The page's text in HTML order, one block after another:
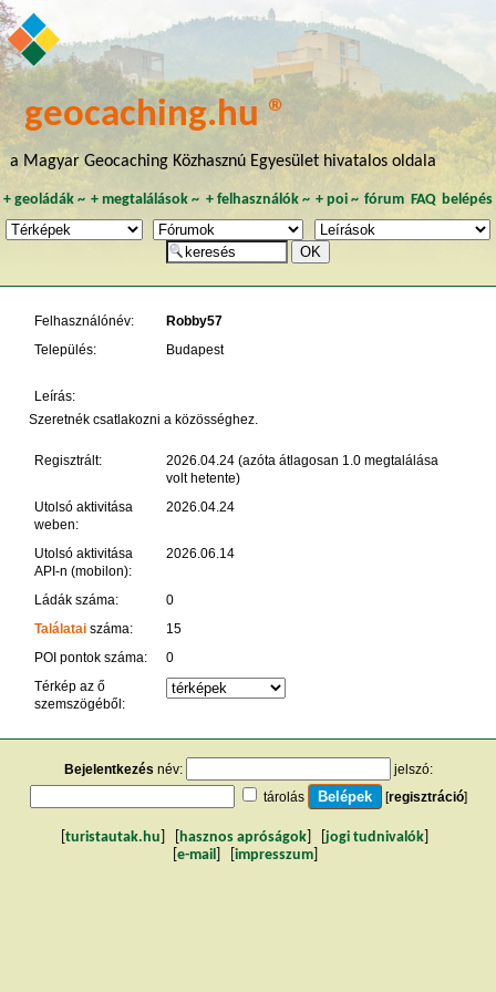
geocaching.hu ®
a Magyar Geocaching Közhasznú Egyesület hivatalos oldala
+ geoládák~ +megtalálások ~ + felhasználók~ + poi~ fórum FAQ belépés
Felhasználónév:
Robby57
Település:
Budapest
Leírás:
Szeretnék csatlakozni a közösséghez.
Regisztrált:
2026.04.24 (azóta átlagosan 1.0 megtalálása
volt hetente)
Utolsó aktivitása
weben:
2026.04.24
Utolsó aktivitása
API-n (mobilon):
2026.06.14
Ládák száma:
0
Találataiszáma:
15
POI pontok száma:
0
Térkép az ő
szemszögéből:
Bejelentkezés név:
jelszó:
tárolás
[regisztráció]
turistautak.hu hasznos apróságok jogi tudnivalók
e-mail impresszum]